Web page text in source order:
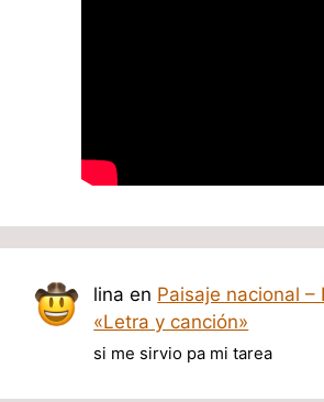
lina en Paisaje nacional –
«Letra y canción»
si me sirvio pa mi tarea